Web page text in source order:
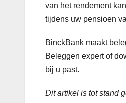
van het rendement
tijdens uw pensioen
BinckBank maakt
Beleggen expert of
bij u past.
Dit artikel is tot stand